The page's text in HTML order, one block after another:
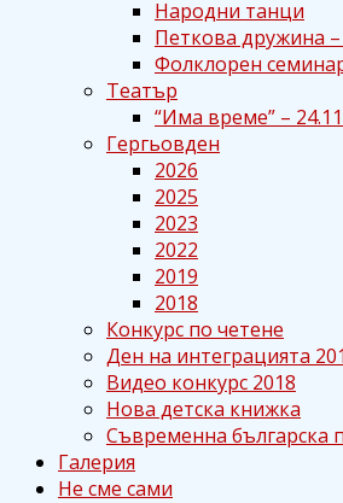
Народни танци
Петкова дружина
Фолклорен
Театър
“Има време” –
Гергьовден
2026
2025
2023
2022
2019
2018
Конкурс по четене
Ден на интеграцията
Видео конкурс 2018
Нова детска книжка
Съвременна българска
Галерия
Не сме сами